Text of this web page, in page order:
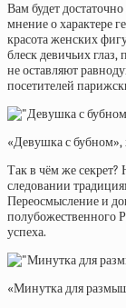
Вам будет
мнение о характере
красота женских
блеск девичьих
не оставляют
посетителей
«Девушка с бубном»,
Так в чём же секрет?
следовании
Переосмысление и
полубожественного
успеха.
«Минутка для